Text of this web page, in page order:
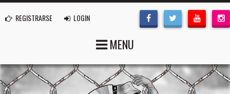
REGISTRARSE LOGIN
MENU